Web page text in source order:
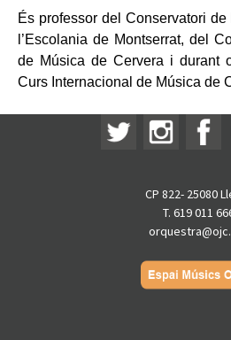
És professor del Conservatori
l’Escolania de Montserrat, del
de Música de Cervera i durant
Curs Internacional de Música de
CP 822- 25080
T. 619 011